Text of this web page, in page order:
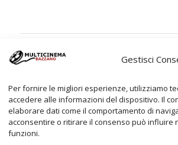
Gestisci
Per fornire le migliori esperienze, utilizziamo
accedere alle informazioni del dispositivo. Il
elaborare dati come il comportamento di
acconsentire o ritirare il consenso può influire
funzioni.